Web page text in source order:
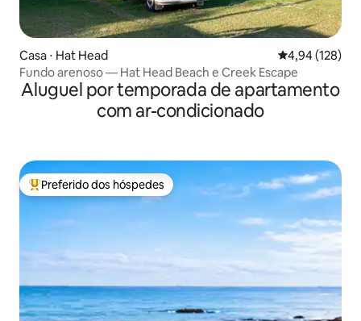
Casa ⋅ Hat Head 4,94 de uma
4,94 (128)
Fundo arenoso — Hat Head Beach e Creek Escape
Aluguel por temporada de apartamento
com ar-condicionado
Entre os melhores preferidos dos hóspedes
Preferido dos hóspedes